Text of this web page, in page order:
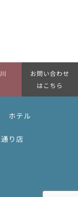
お問い合わせ
はこちら
ホテル
り店